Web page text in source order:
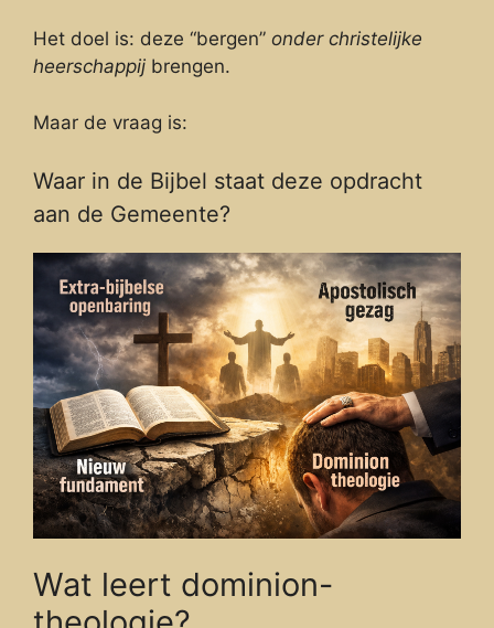
Het doel is: deze “bergen” onder christelijke
heerschappij brengen.
Maar de vraag is:
Waar in de Bijbel staat deze opdracht
aan de Gemeente?
Wat leert dominion-